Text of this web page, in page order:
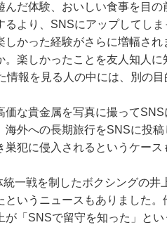
んだ体験、おいしい食事を目
るより、SNSにアップしてし
しかった経験がさらに増幅さ
。楽しかったことを友人知人
情報を見る人の中には、別の
価な貴金属を写真に撮って
海外への長期旅行をSNSに投
犯に侵入されるというケース
一戦を制したボクシングの
というニュースもありました
「SNSで留守を知った」とい